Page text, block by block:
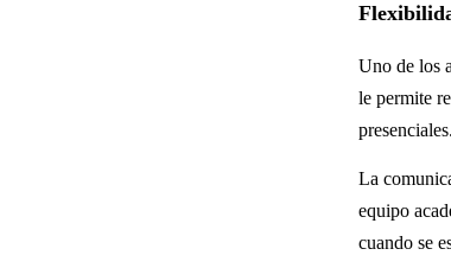
Uno de los
le permite
presenciales.
La
equipo
cuando se